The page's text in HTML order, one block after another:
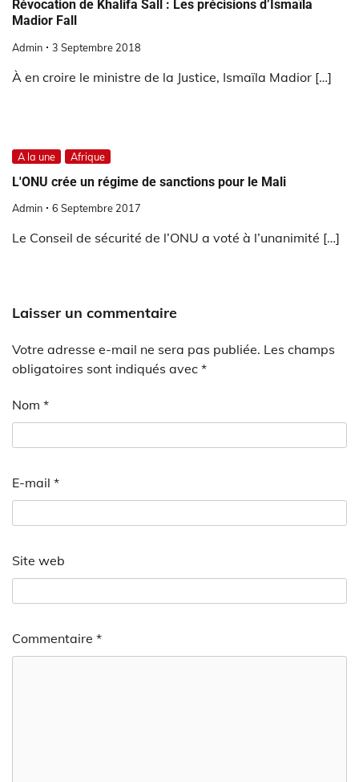
Révocation de Khalifa Sall : Les précisions d’Ismaïla
Madior Fall
Admin 3 Septembre 2018
À en croire le ministre de la Justice, Ismaïla Madior […]
A la une Afrique
L'ONU crée un régime de sanctions pour le Mali
Admin 6 Septembre 2017
Le Conseil de sécurité de l’ONU a voté à l’unanimité […]
Laisser un commentaire
Votre adresse e-mail ne sera pas publiée. Les champs
obligatoires sont indiqués avec *
Nom *
E-mail *
Site web
Commentaire *